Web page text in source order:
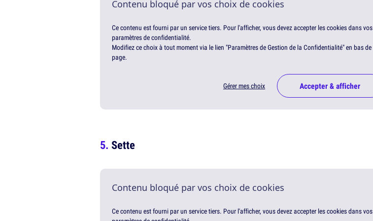
Contenu bloqué par vos choix de cookies
Ce contenu est fourni par un service tiers. Pour l'afficher, vous devez accepter les cookies dans vos
paramètres de confidentialité.
Modifiez ce choix à tout moment via le lien "Paramètres de Gestion de la Confidentialité" en bas de
page.
Gérer mes choix Accepter & afficher
Sette
Contenu bloqué par vos choix de cookies
Ce contenu est fourni par un service tiers. Pour l'afficher, vous devez accepter les cookies dans vos